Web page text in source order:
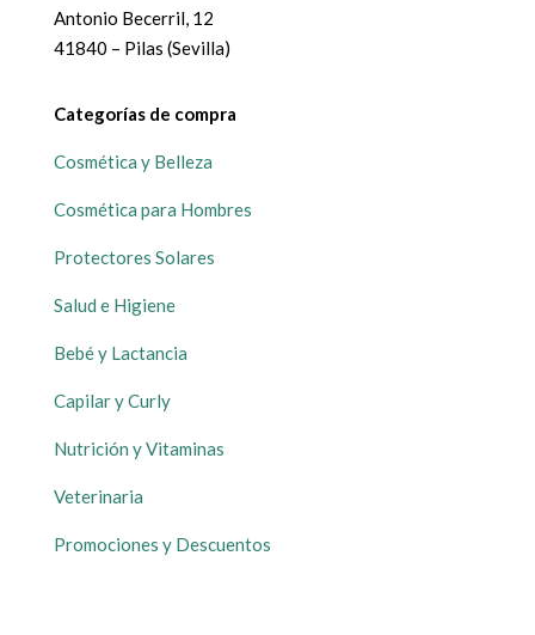
Antonio Becerril, 12
41840 – Pilas (Sevilla)
Categorías de compra
Cosmética y Belleza
Cosmética para Hombres
Protectores Solares
Salud e Higiene
Bebé y Lactancia
Capilar y Curly
Nutrición y Vitaminas
Veterinaria
Promociones y Descuentos